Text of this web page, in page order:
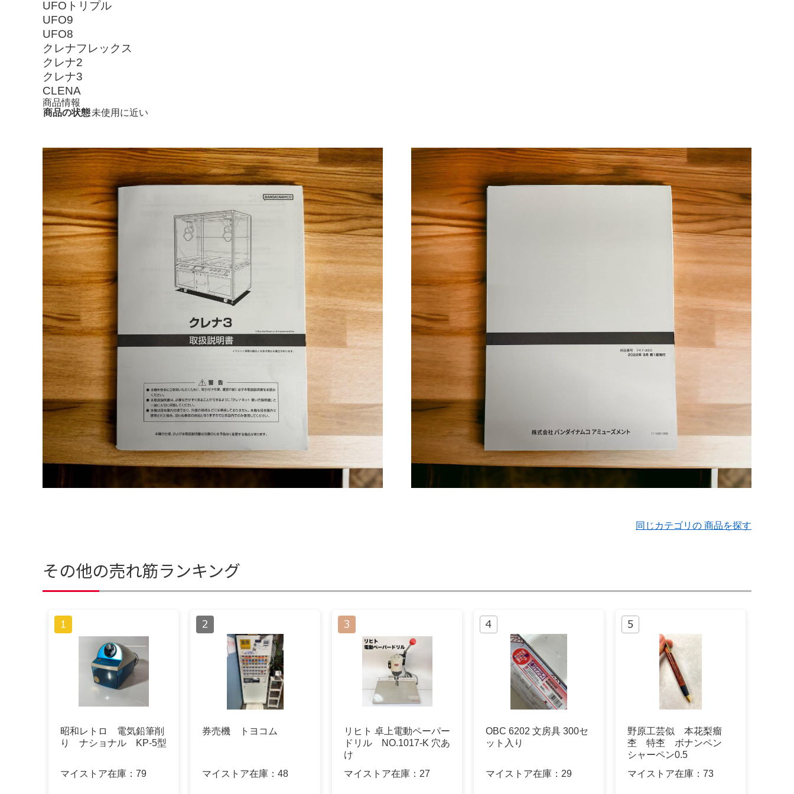
UFOトリプル
UFO9
UFO8
クレナフレックス
クレナ2
クレナ3
CLENA
商品情報
商品の状態未使用に近い
同じカテゴリの 商品を探す
その他の売れ筋ランキング
昭和レトロ 電気鉛筆削
り ナショナル KP-5型
マイストア在庫： 79
券売機 トヨコム
マイストア在庫： 48
リヒト 卓上電動ペーパー
ドリル NO.1017-K 穴あ
け
マイストア在庫： 27
OBC 6202 文房具 300セ
ット入り
マイストア在庫： 29
野原工芸似 本花梨瘤
杢 特杢 ボナンペン
シャーペン0.5
マイストア在庫： 73